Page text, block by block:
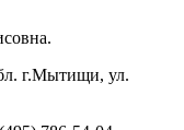
г.Мытищи, ул.